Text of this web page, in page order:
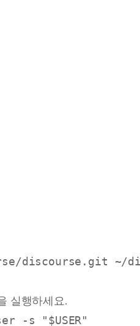
실행하세요.